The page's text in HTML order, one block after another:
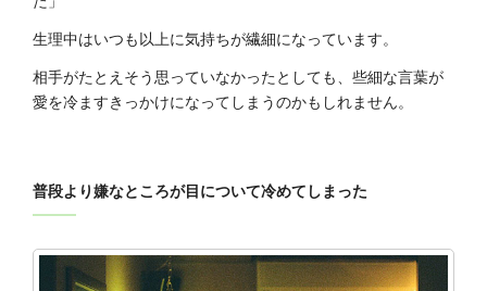
生理中はいつも以上に気持ちが繊細になっています。
相手がたとえそう思っていなかったとしても、些細な言葉が
愛を冷ますきっかけになってしまうのかもしれません。
普段より嫌なところが目について冷めてしまった